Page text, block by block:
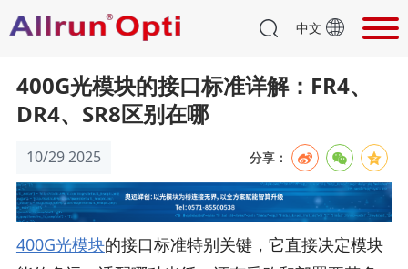
中文
400G光模块的接口标准详解：FR4、
DR4、SR8区别在哪
10/29 2025 分享：
400G光模块的接口标准特别关键，它直接决定模块